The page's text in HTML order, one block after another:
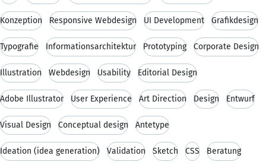
Konzeption Responsive Webdesign UI Development Grafikdesign
Typografie Informationsarchitektur Prototyping Corporate Design
Illustration Webdesign Usability Editorial Design
Adobe Illustrator User Experience Art Direction Design Entwurf
Visual Design Conceptual design Antetype
Ideation (idea generation) Validation Sketch CSS Beratung